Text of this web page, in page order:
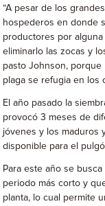
“A pesar de los
hospederos en donde
productores por
eliminarlo las zocas y
pasto Johnson,
plaga se refugia en los
El año pasado la
provocó 3 meses de
jóvenes y los maduros
disponible para el
Para este año se
periodo más corto y
planta, lo cual permite